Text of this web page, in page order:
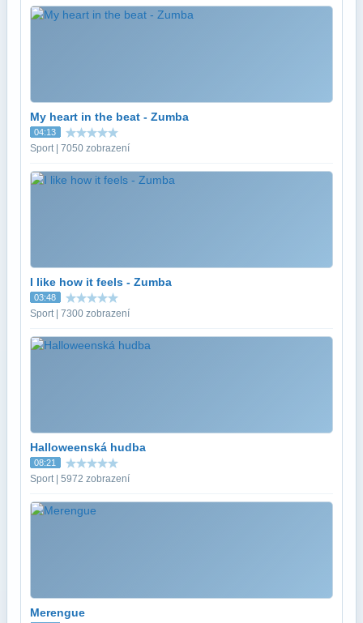
My heart in the beat - Zumba
04:13
Sport | 7050 zobrazení
I like how it feels - Zumba
03:48
Sport | 7300 zobrazení
Halloweenská hudba
08:21
Sport | 5972 zobrazení
Merengue